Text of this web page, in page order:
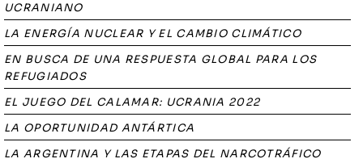
UCRANIANO
LA ENERGÍA NUCLEAR Y EL CAMBIO CLIMÁTICO
EN BUSCA DE UNA RESPUESTA GLOBAL PARA LOS
REFUGIADOS
EL JUEGO DEL CALAMAR: UCRANIA 2022
LA OPORTUNIDAD ANTÁRTICA
LA ARGENTINA Y LAS ETAPAS DEL NARCOTRÁFICO